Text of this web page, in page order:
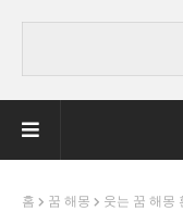
홈 꿈 해몽 웃는 꿈 해몽